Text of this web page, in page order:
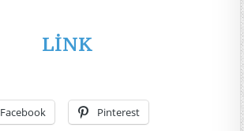
LİNK
Facebook Pinterest